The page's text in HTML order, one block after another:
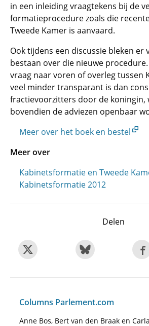
in een inleiding vraagtekens bij de
formatieprocedure zoals die
Tweede Kamer is aanvaard.
Ook tijdens een discussie bleken er
bestaan over die nieuwe
vraag naar voren of overleg tussen
veel minder transparant is dan
fractievoorzitters door de koningin,
bovendien de adviezen openbaar
Meer over het boek en bestel
Meer over
Kabinetsformatie en Tweede
Kabinetsformatie 2012
Delen
Columns Parlement.com
Anne Bos, Bert van den Braak en